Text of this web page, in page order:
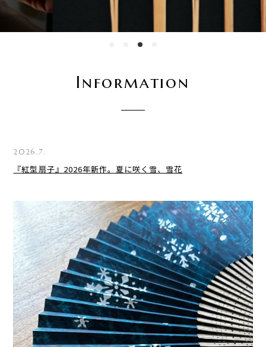
Information
2026.7.
『紅型扇子』2026年新作。夏に咲く雪、雪花